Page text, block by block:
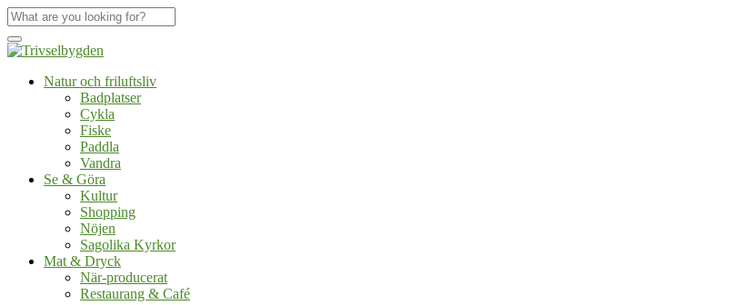
Natur och friluftsliv
Badplatser
Cykla
Fiske
Paddla
Vandra
Se & Göra
Kultur
Shopping
Nöjen
Sagolika Kyrkor
Mat & Dryck
När-producerat
Restaurang & Café